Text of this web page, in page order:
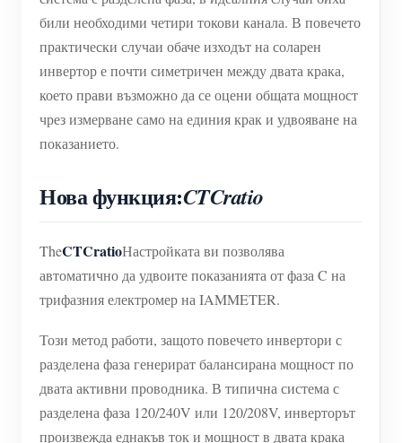
били необходими четири токови канала. В повечето
практически случаи обаче изходът на соларен
инвертор е почти симетричен между двата крака,
което прави възможно да се оцени общата мощност
чрез измерване само на единия крак и удвояване на
показанието.
Нова функция:CTCratio
TheCTCratioНастройката ви позволява
автоматично да удвоите показанията от фаза C на
трифазния електромер на IAMMETER.
Този метод работи, защото повечето инвертори с
разделена фаза генерират балансирана мощност по
двата активни проводника. В типична система с
разделена фаза 120/240V или 120/208V, инверторът
произвежда еднакъв ток и мощност в двата крака